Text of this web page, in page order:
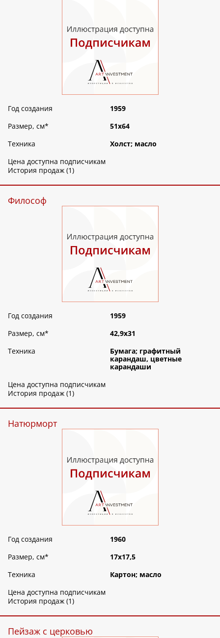
Год создания
1959
Размер, см*
51х64
Техника
Холст; масло
Цена доступна подписчикам
История продаж (1)
Философ
Год создания
1959
Размер, см*
42,9х31
Техника
Бумага; графитный
карандаш, цветные
карандаши
Цена доступна подписчикам
История продаж (1)
Натюрморт
Год создания
1960
Размер, см*
17х17,5
Техника
Картон; масло
Цена доступна подписчикам
История продаж (1)
Пейзаж с церковью